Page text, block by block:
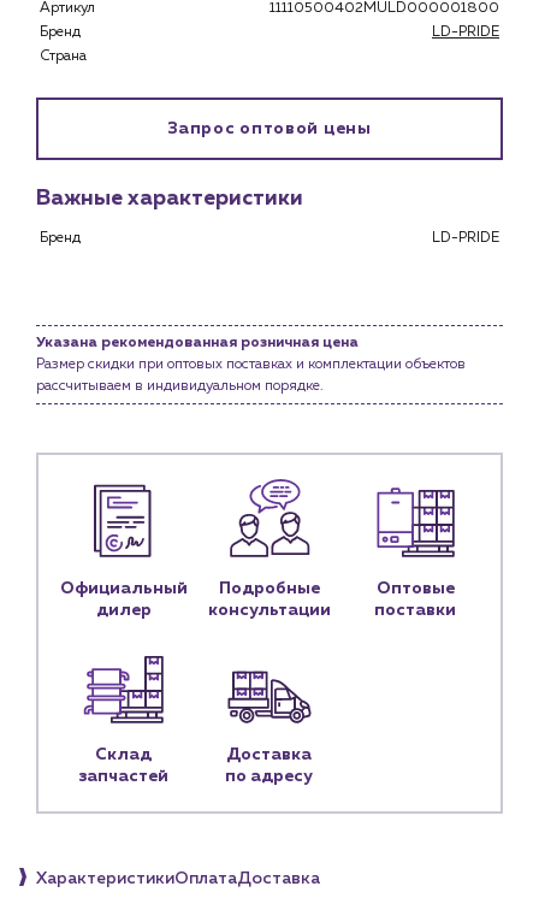
Снабженцам и подрядным организациям
Новости
Контакты
Контактные данные
Чат-бот
+7 (918) 070-19-79
sales@profpotok.ru
Артикул
11110500402MULD000001800
Бренд
LD-PRIDE
Страна
Запрос оптовой цены
Важные характеристики
Бренд LD-PRIDE
Указана рекомендованная розничная цена
Размер скидки при оптовых поставках и комплектации объектов
рассчитываем в индивидуальном порядке.
Официальный
дилер
Подробные
консультации
Оптовые
поставки
Склад
запчастей
Доставка
по адресу
ХарактеристикиОплатаДоставка